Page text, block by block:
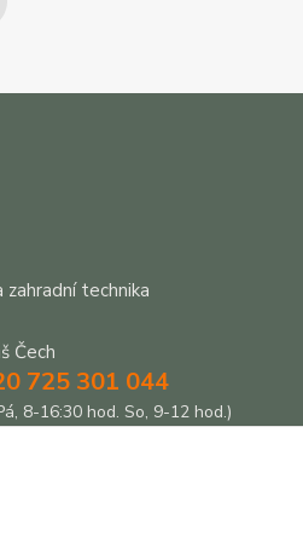
zahradní technika
Čech
725 301 044
8-16:30 hod. So, 9-12 hod.)